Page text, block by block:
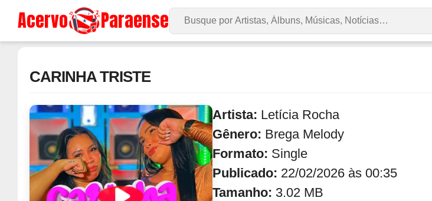
Acervo Paraense Buscar no Site
CARINHA TRISTE
Artista: Letícia Rocha
Gênero: Brega Melody
Formato: Single
Publicado: 22/02/2026 às 00:35
Tamanho: 3.02 MB